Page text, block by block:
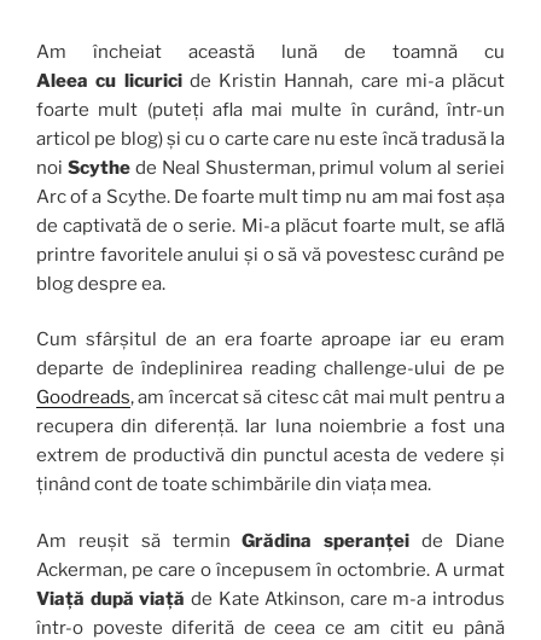
Am încheiat această lună de toamnă cu
Aleea cu licuricide Kristin Hannah, care mi-a plăcut
foarte mult (puteți afla mai multe în curând, într-un
articol pe blog) și cu o carte care nu este încă tradusă la
noi Scythede Neal Shusterman, primul volum al seriei
Arc of a Scythe. De foarte mult timp nu am mai fost așa
de captivată de o serie. Mi-a plăcut foarte mult, se află
printre favoritele anului și o să vă povestesc curând pe
blog despre ea.
Cum sfârșitul de an era foarte aproape iar eu eram
departe de îndeplinirea reading challenge-ului de pe
Goodreads, am încercat să citesc cât mai mult pentru a
recupera din diferență. Iar luna noiembrie a fost una
extrem de productivă din punctul acesta de vedere și
ținând cont de toate schimbările din viața mea.
Am reușit să terminGrădina speranței de Diane
Ackerman, pe care o începusem în octombrie. A urmat
Viață după viață de Kate Atkinson, care m-a introdus
într-o poveste diferită de ceea ce am citit eu până